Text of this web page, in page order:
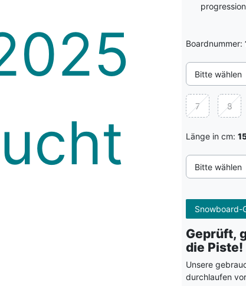
Boardnummer:
Bitte wählen
7 8
Länge in cm:
Bitte wählen
Snowboard-
Geprüft,
die Piste!
Unsere
durchlaufen